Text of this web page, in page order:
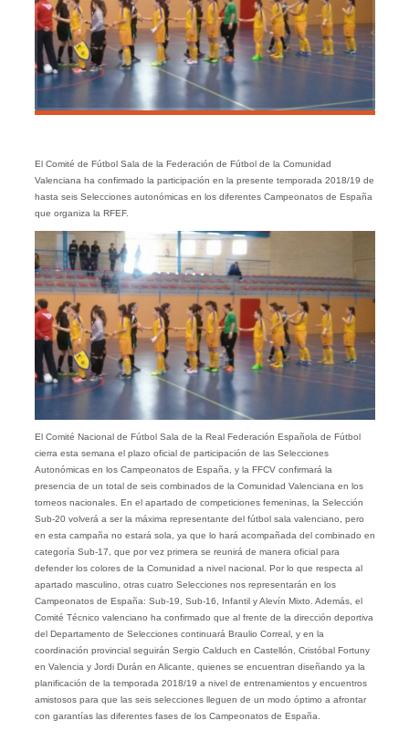
El Comité de Fútbol Sala de la Federación de Fútbol de la Comunidad
Valenciana ha confirmado la participación en la presente temporada 2018/19 de
hasta seis Selecciones autonómicas en los diferentes Campeonatos de España
que organiza la RFEF.
El Comité Nacional de Fútbol Sala de la Real Federación Española de Fútbol
cierra esta semana el plazo oficial de participación de las Selecciones
Autonómicas en los Campeonatos de España, y la FFCV confirmará la
presencia de un total de seis combinados de la Comunidad Valenciana en los
torneos nacionales. En el apartado de competiciones femeninas, la Selección
Sub-20 volverá a ser la máxima representante del fútbol sala valenciano, pero
en esta campaña no estará sola, ya que lo hará acompañada del combinado en
categoría Sub-17, que por vez primera se reunirá de manera oficial para
defender los colores de la Comunidad a nivel nacional. Por lo que respecta al
apartado masculino, otras cuatro Selecciones nos representarán en los
Campeonatos de España: Sub-19, Sub-16, Infantil y Alevín Mixto. Además, el
Comité Técnico valenciano ha confirmado que al frente de la dirección deportiva
del Departamento de Selecciones continuará Braulio Correal, y en la
coordinación provincial seguirán Sergio Calduch en Castellón, Cristóbal Fortuny
en Valencia y Jordi Durán en Alicante, quienes se encuentran diseñando ya la
planificación de la temporada 2018/19 a nivel de entrenamientos y encuentros
amistosos para que las seis selecciones lleguen de un modo óptimo a afrontar
con garantías las diferentes fases de los Campeonatos de España.